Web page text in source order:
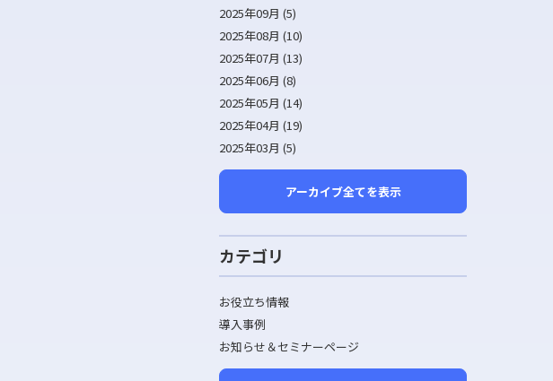
2025年09月 (5)
2025年08月 (10)
2025年07月 (13)
2025年06月 (8)
2025年05月 (14)
2025年04月 (19)
2025年03月 (5)
アーカイブ全てを表示
カテゴリ
お役立ち情報
導入事例
お知らせ＆セミナーページ